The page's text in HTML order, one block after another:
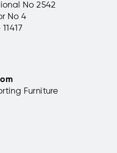
No 2542
No 4
Furniture